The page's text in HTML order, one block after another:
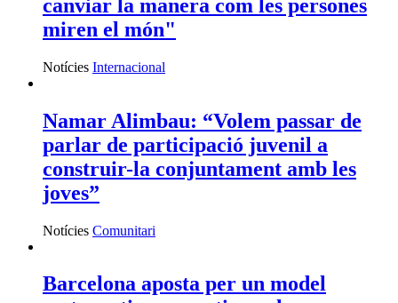
Gianluca Mengozzi "L'objectiu és
canviar la manera com les persones
miren el món"
Namar Alimbau: “Volem passar de
parlar de participació juvenil a
construir-la conjuntament amb les
joves”